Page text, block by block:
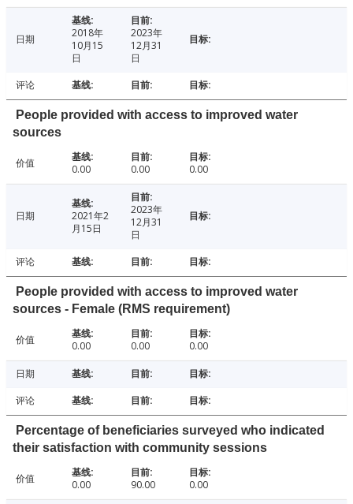
日期
2018年
10月15
日
2023年
12月31
日
评论
People provided with access to improved water
sources
价值 0.00 0.00 0.00
日期
2021年2
月15日
2023年
12月31
日
评论
People provided with access to improved water
sources - Female (RMS requirement)
价值 0.00 0.00 0.00
日期
评论
Percentage of beneficiaries surveyed who indicated
their satisfaction with community sessions
价值 0.00 90.00 0.00